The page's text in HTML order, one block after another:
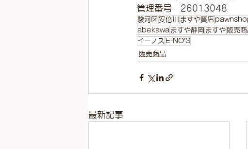
管理番号 26013048
駿河区 安倍川 ますや質店
abekawa ますや静岡 ますや 販売商
イーノス E-NO’S
販売商品
最新記事